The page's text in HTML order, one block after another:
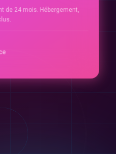
de 24 mois. Hébergement,